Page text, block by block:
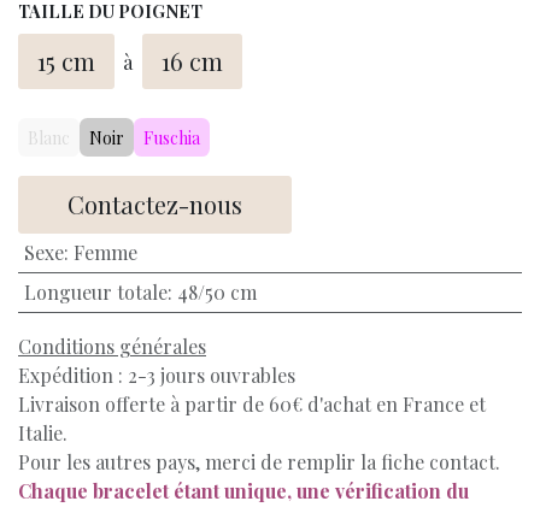
TAILLE DU POIGNET
15 cm à 16 cm
Blanc Noir Fuschia
Contactez-nous
Sexe: Femme
Longueur totale: 48/50 cm
Conditions générales
Expédition : 2-3 jours ouvrables
Livraison offerte à partir de 60€ d'achat en France et
Italie.
Pour les autres pays, merci de remplir la fiche contact.
Chaque bracelet étant unique, une vérification du